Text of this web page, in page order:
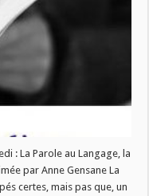
des
Livres
ce
décembre!
: La Parole au Langage, la
par Anne Gensane La
certes, mais pas que, un